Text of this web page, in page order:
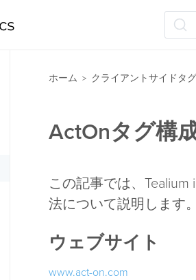
ホーム > クライアントサイドタグ
ActOnタグ構
この記事では、
法について説明します。
ウェブサイト
www.act-on.com